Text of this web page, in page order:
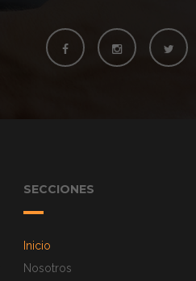
SECCIONES
Inicio
Nosotros